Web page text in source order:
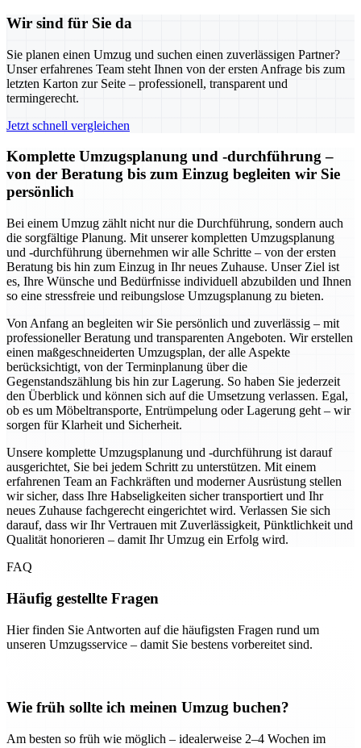
Wir sind für Sie da
Sie planen einen Umzug und suchen einen zuverlässigen Partner?
Unser erfahrenes Team steht Ihnen von der ersten Anfrage bis zum
letzten Karton zur Seite – professionell, transparent und
termingerecht.
Jetzt schnell vergleichen
Komplette Umzugsplanung und -durchführung –
von der Beratung bis zum Einzug begleiten wir Sie
persönlich
Bei einem Umzug zählt nicht nur die Durchführung, sondern auch
die sorgfältige Planung. Mit unserer kompletten Umzugsplanung
und -durchführung übernehmen wir alle Schritte – von der ersten
Beratung bis hin zum Einzug in Ihr neues Zuhause. Unser Ziel ist
es, Ihre Wünsche und Bedürfnisse individuell abzubilden und Ihnen
so eine stressfreie und reibungslose Umzugsplanung zu bieten.
Von Anfang an begleiten wir Sie persönlich und zuverlässig – mit
professioneller Beratung und transparenten Angeboten. Wir erstellen
einen maßgeschneiderten Umzugsplan, der alle Aspekte
berücksichtigt, von der Terminplanung über die
Gegenstandszählung bis hin zur Lagerung. So haben Sie jederzeit
den Überblick und können sich auf die Umsetzung verlassen. Egal,
ob es um Möbeltransporte, Entrümpelung oder Lagerung geht – wir
sorgen für Klarheit und Sicherheit.
Unsere komplette Umzugsplanung und -durchführung ist darauf
ausgerichtet, Sie bei jedem Schritt zu unterstützen. Mit einem
erfahrenen Team an Fachkräften und moderner Ausrüstung stellen
wir sicher, dass Ihre Habseligkeiten sicher transportiert und Ihr
neues Zuhause fachgerecht eingerichtet wird. Verlassen Sie sich
darauf, dass wir Ihr Vertrauen mit Zuverlässigkeit, Pünktlichkeit und
Qualität honorieren – damit Ihr Umzug ein Erfolg wird.
FAQ
Häufig gestellte Fragen
Hier finden Sie Antworten auf die häufigsten Fragen rund um
unseren Umzugsservice – damit Sie bestens vorbereitet sind.
Wie früh sollte ich meinen Umzug buchen?
Am besten so früh wie möglich – idealerweise 2–4 Wochen im